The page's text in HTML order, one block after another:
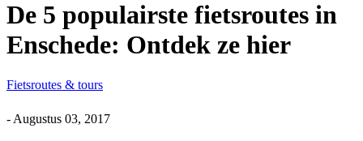
De 5 populairste fietsroutes in
Enschede: Ontdek ze hier
Fietsroutes & tours
- Augustus 03, 2017